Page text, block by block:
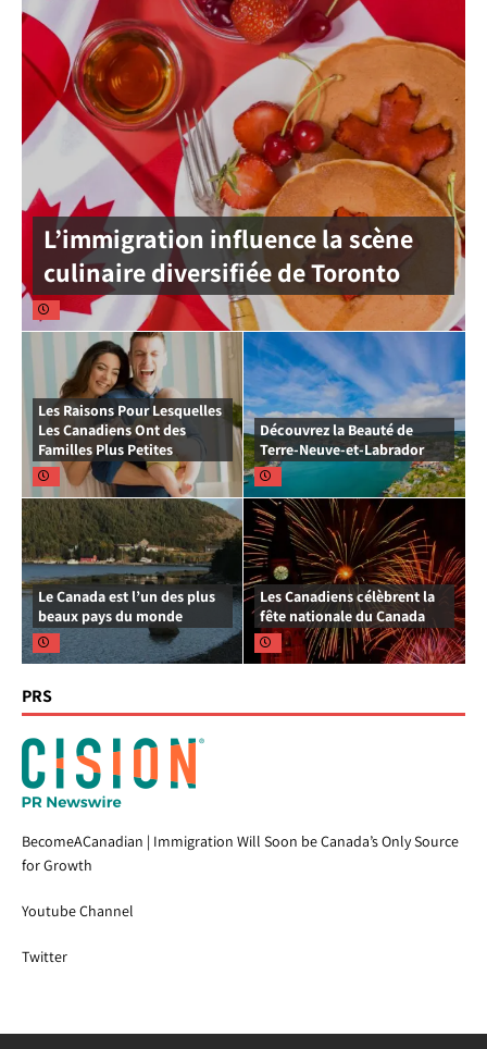
L’immigration influence la scène
culinaire diversifiée de Toronto
Les Raisons Pour Lesquelles
Les Canadiens Ont des
Familles Plus Petites
Découvrez la Beauté de
Terre-Neuve-et-Labrador
Le Canada est l’un des plus
beaux pays du monde
Les Canadiens célèbrent la
fête nationale du Canada
PRS
BecomeACanadian | Immigration Will Soon be Canada’s Only Source
for Growth
Youtube Channel
Twitter